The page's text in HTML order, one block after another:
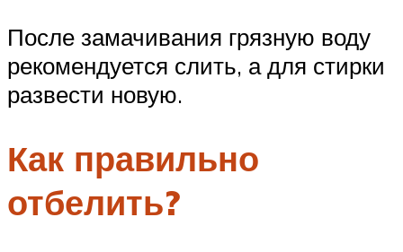
После замачивания грязную воду
рекомендуется слить, а для стирки
развести новую.
Как правильно
отбелить?